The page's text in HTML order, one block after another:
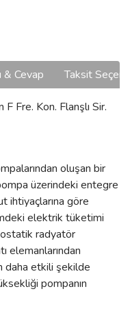
& Cevap Taksit
Fre. Kon. Flanşlı Sir.
oluşan bir
üzerindeki entegre
ihtiyaçlarına göre
elektrik tüketimi
radyatör
elemanlarından
daha etkili şekilde
pompanın